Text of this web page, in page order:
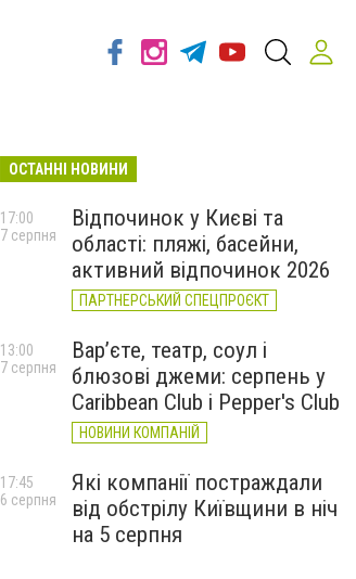
ОСТАННІ НОВИНИ
Відпочинок у Києві та
області: пляжі, басейни,
активний відпочинок 2026
ПАРТНЕРСЬКИЙ СПЕЦПРОЄКТ
17:00
7 серпня
Вар’єте, театр, соул і
блюзові джеми: серпень у
Caribbean Club і Pepper's Club
НОВИНИ КОМПАНІЙ
13:00
7 серпня
Які компанії постраждали
від обстрілу Київщини в ніч
на 5 серпня
17:45
6 серпня